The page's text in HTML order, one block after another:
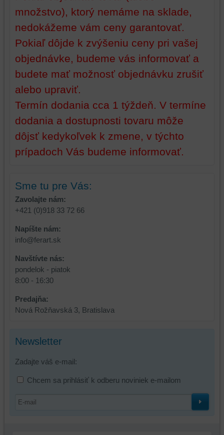
množstvo), ktorý nemáme na sklade,
nedokážeme vám ceny garantovať.
Pokiaľ dôjde k zvýšeniu ceny pri vašej
objednávke, budeme vás informovať a
budete mať možnosť objednávku zrušiť
alebo upraviť.
Termín dodania cca 1 týždeň. V termíne
dodania a dostupnosti tovaru môže
dôjsť kedykoľvek k zmene, v týchto
prípadoch Vás budeme informovať.
Sme tu pre Vás:
Zavolajte nám:
+421 (0)918 33 72 66
Napíšte nám:
info@ferart.sk
Navštívte nás:
pondelok - piatok
8:00 - 16:30
Predajňa:
Nová Rožňavská 3, Bratislava
Newsletter
Zadajte váš e-mail:
Chcem sa prihlásiť k odberu noviniek e-mailom
(súbory
cookie
a
úložiská
prehliadača)
na
identifikáciu
relácie
a
dosiahnutie
funkčnosti
platformy,
prehliadania
zabezpečenia.
cookie
a
úložiská
prehliadača),
sme
mohli
doplnkové
funkcie,
ktoré
váš
zážitok
ukladať
z
vašich
preferencií
bez
aby
ste
mali
účet
alebo
prihlásenia,
skripty
zdroje
strán,